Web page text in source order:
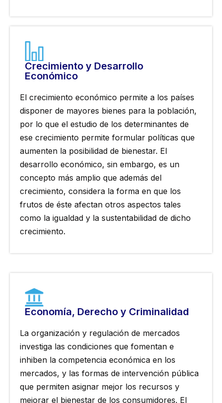
Crecimiento y Desarrollo
Económico
El crecimiento económico permite a los países
disponer de mayores bienes para la población,
por lo que el estudio de los determinantes de
ese crecimiento permite formular políticas que
aumenten la posibilidad de bienestar. El
desarrollo económico, sin embargo, es un
concepto más amplio que además del
crecimiento, considera la forma en que los
frutos de éste afectan otros aspectos tales
como la igualdad y la sustentabilidad de dicho
crecimiento.
Economía, Derecho y Criminalidad
La organización y regulación de mercados
investiga las condiciones que fomentan e
inhiben la competencia económica en los
mercados, y las formas de intervención pública
que permiten asignar mejor los recursos y
mejorar el bienestar de los consumidores. El